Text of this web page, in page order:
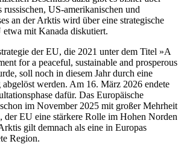
russischen, US-amerikanischen und
an der Arktis wird über eine strategische
etwa mit Kanada diskutiert.
der EU, die 2021 unter dem Titel »A
for a peaceful, sustainable and pros­perous
soll noch in diesem Jahr durch eine
abgelöst werden. Am 16. März 2026 endete
dafür. Das Europäische
im November 2025 mit großer Mehrheit
der EU eine stärkere Rolle im Hohen Norden
gilt demnach als eine in Europas
Region.